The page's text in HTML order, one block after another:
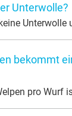
und tut
Unterwolle?
Unterwolle
bekommt
pro Wurf